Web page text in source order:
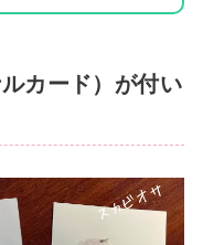
カード）が付い